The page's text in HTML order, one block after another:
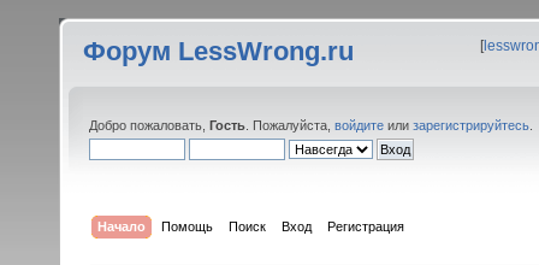
Форум LessWrong.ru [
Добро пожаловать, Гость . Пожалуйста, войдите или зарегистрируйтесь
Начало Помощь Поиск Вход Регистрация